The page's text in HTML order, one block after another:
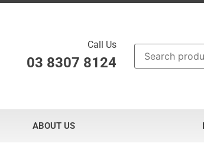
Call Us
03 8307 8124
ABOUT US